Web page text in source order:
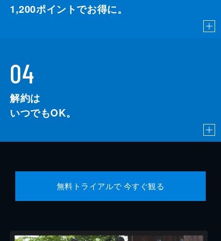
1,200ポイントでお得に。
04
解約は
いつでもOK。
無料トライアルで 今すぐ観る